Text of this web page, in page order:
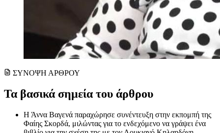
ΣΥΝΟΨΗ ΑΡΘΡΟΥ
Τα βασικά σημεία του άρθρου
Η Άννα Βαγενά παραχώρησε συνέντευξη στην εκπομπή της
Φαίης Σκορδά, μιλώντας για το ενδεχόμενο να γράψει ένα